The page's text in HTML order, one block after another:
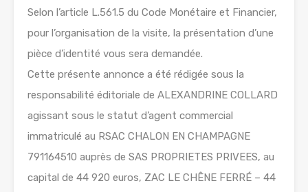
Selon l’article L.561.5 du Code Monétaire et Financier,
pour l’organisation de la visite, la présentation d’une
pièce d’identité vous sera demandée.
Cette présente annonce a été rédigée sous la
responsabilité éditoriale de ALEXANDRINE COLLARD
agissant sous le statut d’agent commercial
immatriculé au RSAC CHALON EN CHAMPAGNE
791164510 auprès de SAS PROPRIETES PRIVEES, au
capital de 44 920 euros, ZAC LE CHÊNE FERRÉ – 44